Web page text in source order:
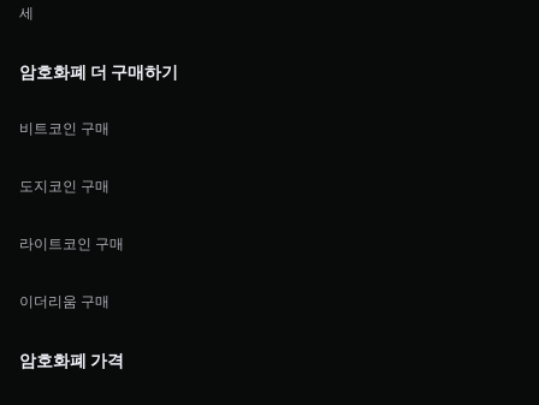
세
암호화폐 더 구매하기
비트코인 구매
도지코인 구매
라이트코인 구매
이더리움 구매
암호화폐 가격